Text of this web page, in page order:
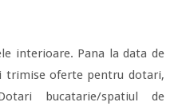
interioare. Pana la data de
trimise oferte pentru dotari,
bucatarie/spatiul de